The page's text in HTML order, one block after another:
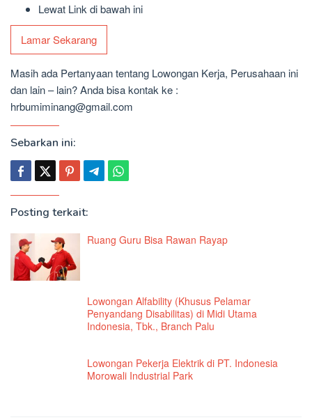
Lewat Link di bawah ini
Lamar Sekarang
Masih ada Pertanyaan tentang Lowongan Kerja, Perusahaan ini
dan lain – lain? Anda bisa kontak ke :
hrbumiminang@gmail.com
Sebarkan ini:
Posting terkait:
Ruang Guru Bisa Rawan Rayap
Lowongan Alfability (Khusus Pelamar
Penyandang Disabilitas) di Midi Utama
Indonesia, Tbk., Branch Palu
Lowongan Pekerja Elektrik di PT. Indonesia
Morowali Industrial Park